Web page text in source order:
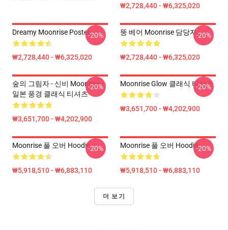
₩2,728,440 - ₩6,325,020
Dreamy Moonrise Poster
₩2,728,440 - ₩6,325,020
-20% 뚱 베어 Moonrise 담당자 :
₩2,728,440 - ₩6,325,020
-20%
숲의 그림자 - 신비 Moonrise -
일본 풍경 클래식 티셔츠
₩3,651,700 - ₩4,202,900
-20% Moonrise Glow 클래식 티셔츠
₩3,651,700 - ₩4,202,900
-20%
Moonrise 풀 오버 Hoodie
₩5,918,510 - ₩6,883,110
-20% Moonrise 풀 오버 Hoodie
₩5,918,510 - ₩6,883,110
-20%
더 보기